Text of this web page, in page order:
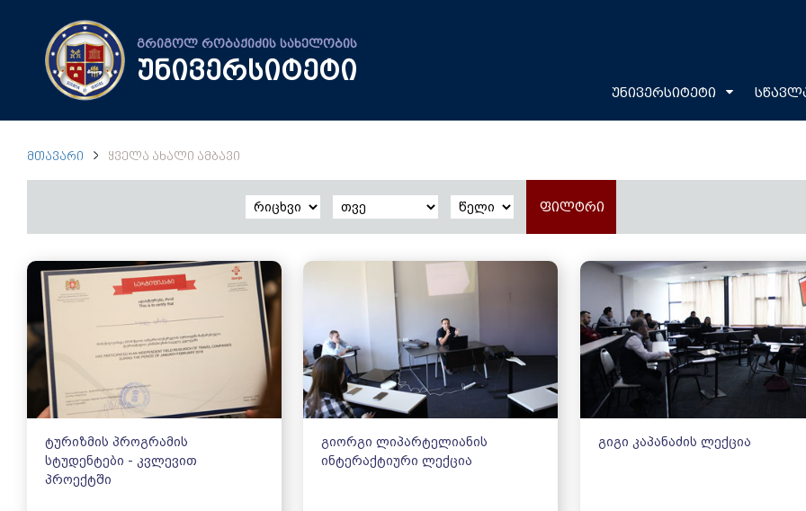
გრიგოლ რობაქიძის სახელობის
უნივერსიტეტი
უნივერსიტეტი
ᲛᲗᲐᲕᲐᲠᲘ ᲧᲕᲔᲚᲐ ᲐᲮᲐᲚᲘ ᲐᲛᲑᲐᲕᲘ
ფილტრი
ტურიზმის პროგრამის
სტუდენტები - კვლევით
პროექტში
გიორგი ლიპარტელიანის
ინტერაქტიური ლექცია
გიგი კაპანაძის ლექცია